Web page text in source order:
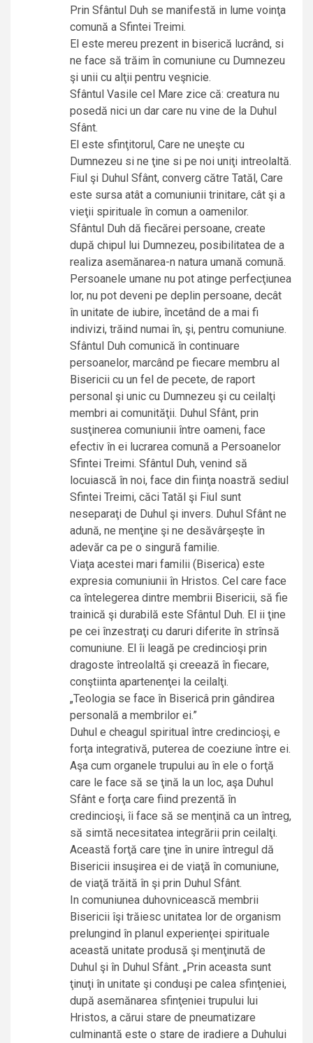
Prin Sfântul Duh se manifestă in lume voinţa
comună a Sfintei Treimi.
El este mereu prezent in biserică lucrând, si
ne face să trăim în comuniune cu Dumnezeu
şi unii cu alţii pentru veşnicie.
Sfântul Vasile cel Mare zice că: creatura nu
posedă nici un dar care nu vine de la Duhul
Sfânt.
El este sfinţitorul, Care ne uneşte cu
Dumnezeu si ne ţine si pe noi uniţi intreolaltă.
Fiul şi Duhul Sfânt, converg către Tatăl, Care
este sursa atât a comuniunii trinitare, cât şi a
vieţii spirituale în comun a oamenilor.
Sfântul Duh dă fiecărei persoane, create
după chipul lui Dumnezeu, posibilitatea de a
realiza asemănarea-n natura umană comună.
Persoanele umane nu pot atinge perfecţiunea
lor, nu pot deveni pe deplin persoane, decât
în unitate de iubire, încetând de a mai fi
indivizi, trăind numai în, şi, pentru comuniune.
Sfântul Duh comunică în continuare
persoanelor, marcând pe fiecare membru al
Bisericii cu un fel de pecete, de raport
personal şi unic cu Dumnezeu şi cu ceilalţi
membri ai comunităţii. Duhul Sfânt, prin
susţinerea comuniunii între oameni, face
efectiv în ei lucrarea comună a Persoanelor
Sfintei Treimi. Sfântul Duh, venind să
locuiască în noi, face din fiinţa noastră sediul
Sfintei Treimi, căci Tatăl şi Fiul sunt
neseparaţi de Duhul şi invers. Duhul Sfânt ne
adună, ne menţine şi ne desăvârşeşte în
adevăr ca pe o singură familie.
Viaţa acestei mari familii (Biserica) este
expresia comuniunii în Hristos. Cel care face
ca întelegerea dintre membrii Bisericii, să fie
trainică şi durabilă este Sfântul Duh. El ii ţine
pe cei înzestraţi cu daruri diferite în strînsă
comuniune. El îi leagă pe credincioşi prin
dragoste întreolaltă şi creează în fiecare,
conştiinta apartenenţei la ceilalţi.
„Teologia se face în Bisericâ prin gândirea
personală a membrilor ei.”
Duhul e cheagul spiritual între credincioşi, e
forţa integrativă, puterea de coeziune între ei.
Aşa cum organele trupului au în ele o forţă
care le face să se ţină la un loc, aşa Duhul
Sfânt e forţa care fiind prezentă în
credincioşi, îi face să se menţină ca un întreg,
să simtă necesitatea integrării prin ceilalţi.
Această forţă care ţine în unire întregul dă
Bisericii insuşirea ei de viaţă în comuniune,
de viaţă trăită în şi prin Duhul Sfânt.
In comuniunea duhovnicească membrii
Bisericii îşi trăiesc unitatea lor de organism
prelungind în planul experienţei spirituale
această unitate produsă şi menţinută de
Duhul şi în Duhul Sfânt. „Prin aceasta sunt
ţinuţi în unitate şi conduşi pe calea sfinţeniei,
după asemănarea sfinţeniei trupului lui
Hristos, a cărui stare de pneumatizare
culminantă este o stare de iradiere a Duhului